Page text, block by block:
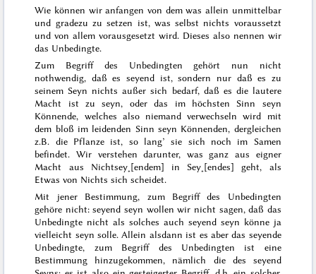
Wie können wir anfangen von dem was allein unmittelbar
und gradezu zu setzen ist, was selbst nichts voraussetzt
und von allem vorausgesetzt wird. Dieses also nennen wir
das Unbedingte.
Zum Begriff des Unbedingten gehört nun nicht
nothwendig, daß es seyend ist, sondern nur daß es zu
seinem Seyn nichts außer sich bedarf, daß es die lautere
Macht ist zu seyn, oder das im höchsten Sinn seyn
Könnende, welches also niemand verwechseln wird mit
dem bloß im leidenden Sinn seyn Könnenden, dergleichen
z.B. die Pflanze ist, so lang’ sie sich noch im Samen
befindet. Wir verstehen darunter, was ganz aus eigner
Macht aus Nichtsey˖[endem] in Sey˖[endes] geht, als
Etwas von Nichts sich scheidet.
Mit jener Bestimmung, zum Begriff des Unbedingten
gehöre nicht:seyend seyn wollen wir nicht sagen, daß das
Unbedingte nichtals solches auch seyend seyn könne ja
vielleicht seyn solle. Allein alsdann ist es aber das seyende
Unbedingte, zum Begriff des Unbedingten ist eine
Bestimmung hinzugekommen, nämlich die des seyend